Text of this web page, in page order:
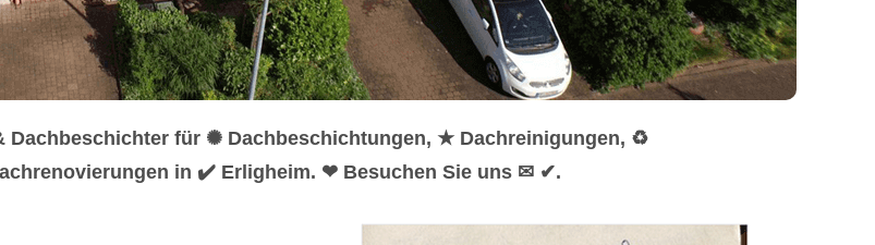
Dachbeschichter für ✺ Dachbeschichtungen, ★ Dachreinigungen, ♻
in ✔️ Erligheim. ❤ Besuchen Sie uns ✉ ✔.